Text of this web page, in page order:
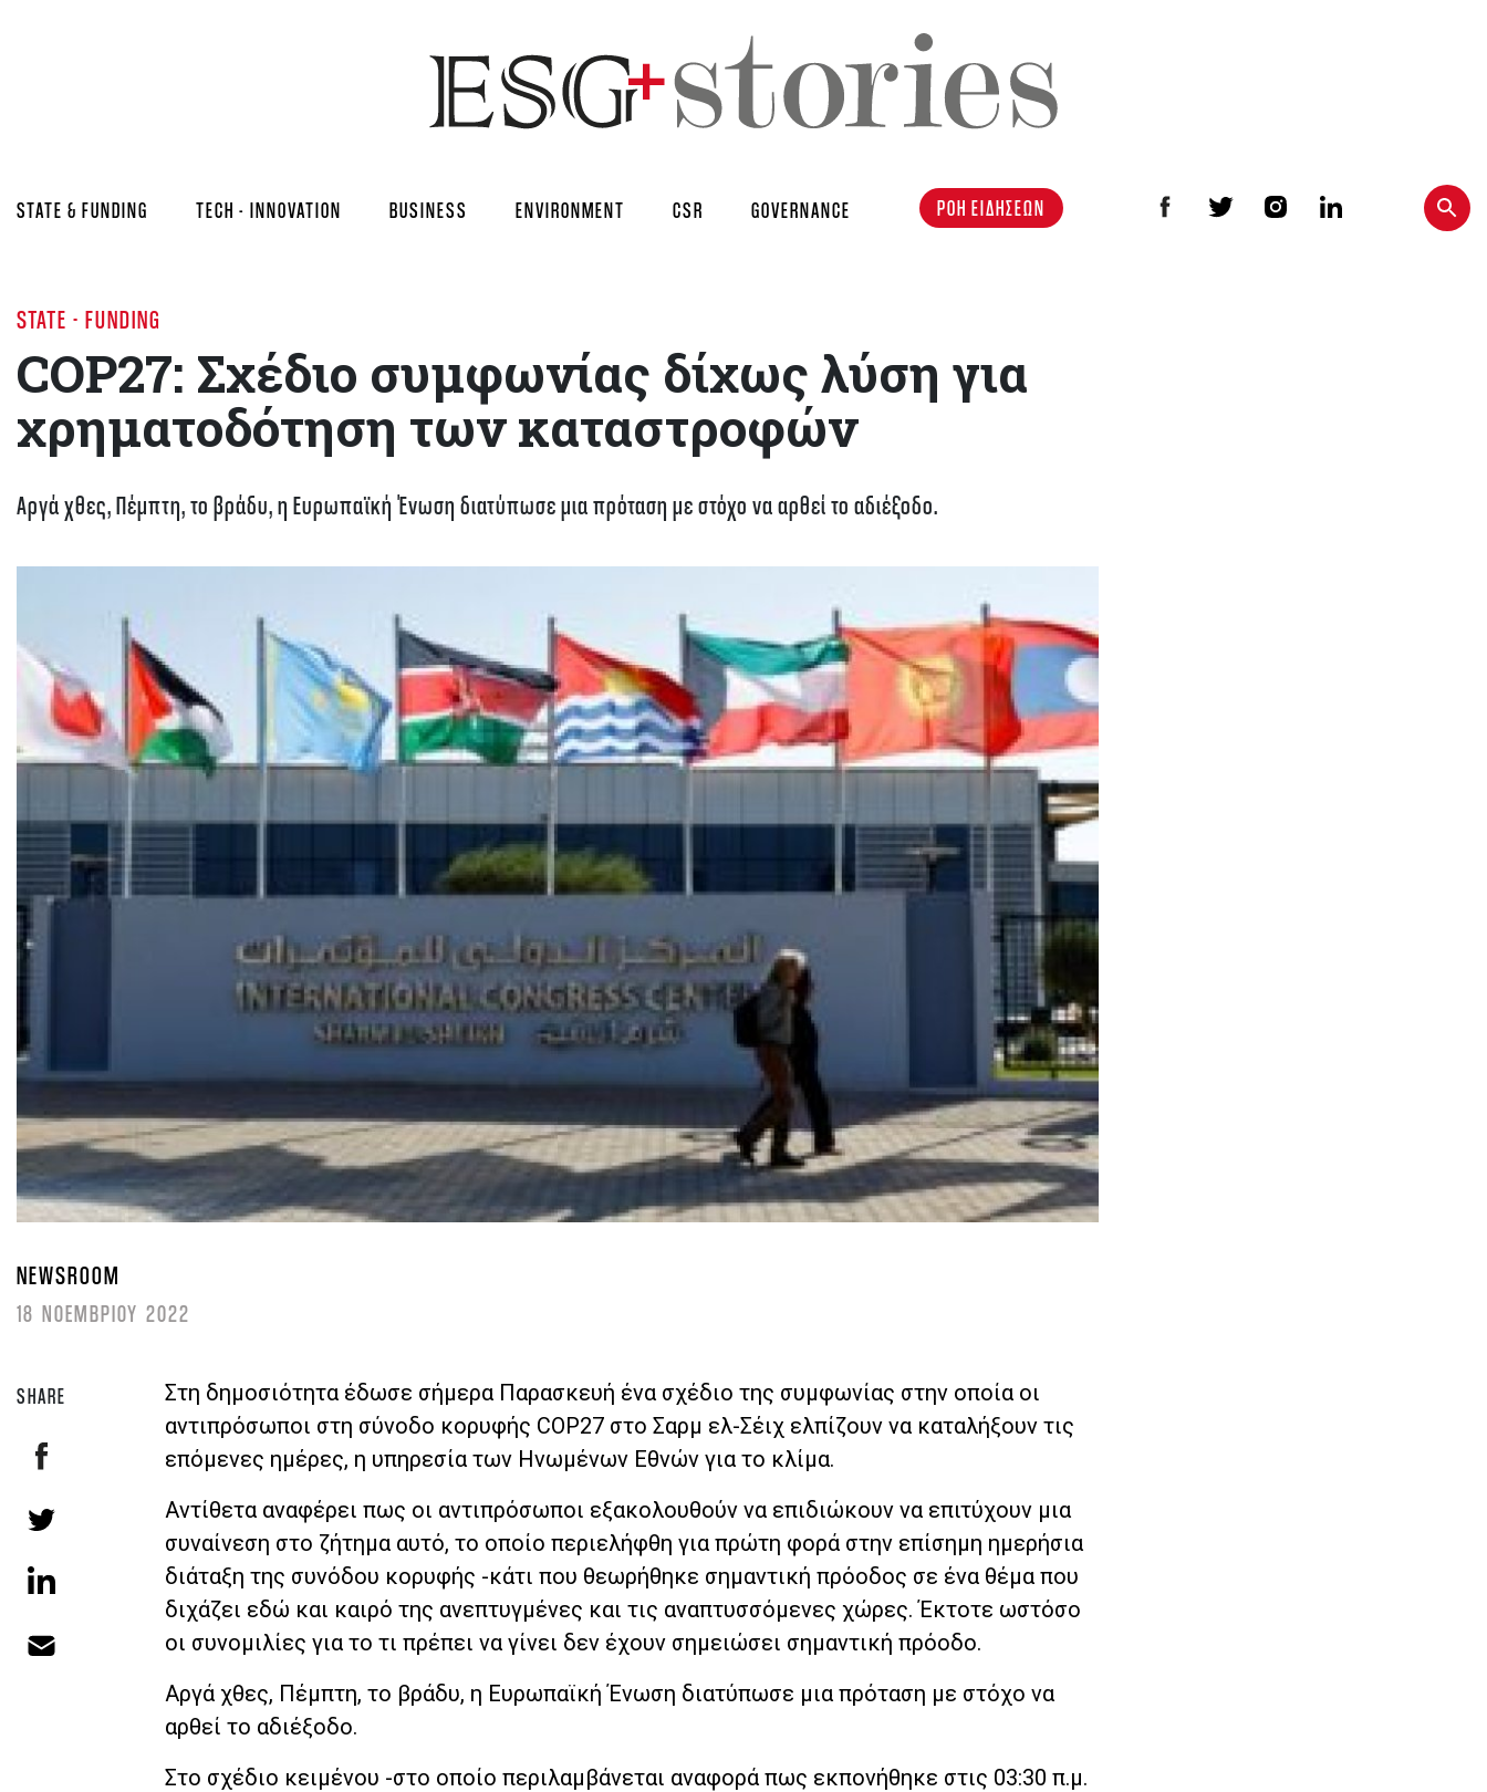
STATE & FUNDING TECH - INNOVATION BUSINESS ENVIRONMENT CSR GOVERNANCE ΡΟΗ ΕΙΔΗΣΕΩΝ
STATE - FUNDING
COP27: Σχέδιο συμφωνίας δίχως λύση για
χρηματοδότηση των καταστροφών
Αργά χθες, Πέμπτη, το βράδυ, η Ευρωπαϊκή Ένωση διατύπωσε μια πρόταση με στόχο να αρθεί το αδιέξοδο.
NEWSROOM
18 ΝΟΕΜΒΡΙΟΥ 2022
SHARE
Στη δημοσιότητα έδωσε σήμερα Παρασκευή ένα σχέδιο της συμφωνίας στην οποία οι
αντιπρόσωποι στη σύνοδο κορυφής COP27 στο Σαρμ ελ-Σέιχ ελπίζουν να καταλήξουν τις
επόμενες ημέρες, η υπηρεσία των Ηνωμένων Εθνών για το κλίμα.
Αντίθετα αναφέρει πως οι αντιπρόσωποι εξακολουθούν να επιδιώκουν να επιτύχουν μια
συναίνεση στο ζήτημα αυτό, το οποίο περιελήφθη για πρώτη φορά στην επίσημη ημερήσια
διάταξη της συνόδου κορυφής -κάτι που θεωρήθηκε σημαντική πρόοδος σε ένα θέμα που
διχάζει εδώ και καιρό της ανεπτυγμένες και τις αναπτυσσόμενες χώρες. Έκτοτε ωστόσο
οι συνομιλίες για το τι πρέπει να γίνει δεν έχουν σημειώσει σημαντική πρόοδο.
Αργά χθες, Πέμπτη, το βράδυ, η Ευρωπαϊκή Ένωση διατύπωσε μια πρόταση με στόχο να
αρθεί το αδιέξοδο.
Στο σχέδιο κειμένου -στο οποίο περιλαμβάνεται αναφορά πως εκπονήθηκε στις 03:30 π.μ.